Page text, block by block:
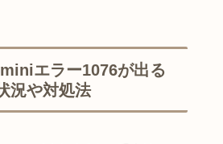
エラー1076が出る
況や対処法